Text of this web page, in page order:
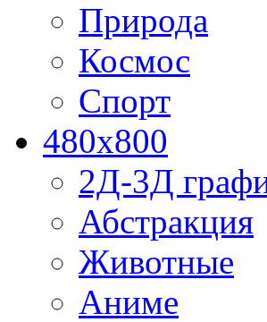
Природа
Космос
Спорт
480x800
2Д-3Д
Абстракция
Животные
Аниме